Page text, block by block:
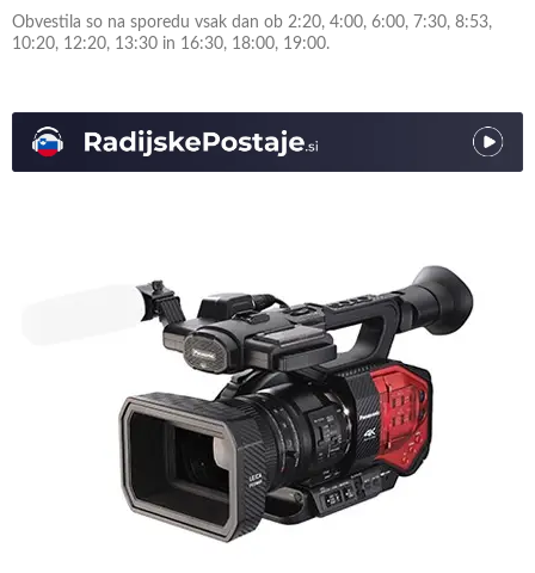
Obvestila so na sporedu vsak dan ob 2:20, 4:00, 6:00, 7:30, 8:53,
10:20, 12:20, 13:30 in 16:30, 18:00, 19:00.